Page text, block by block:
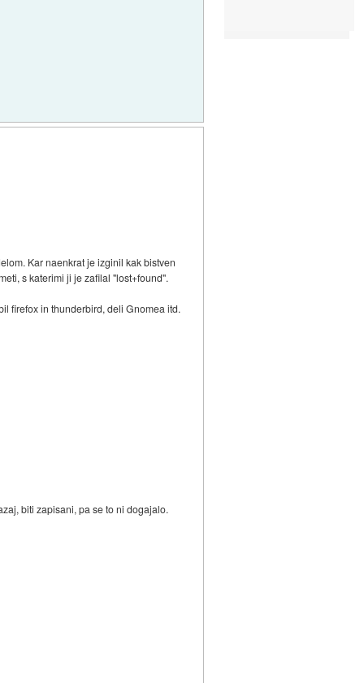
Kar naenkrat je izginil kak bistven
s katerimi ji je zafilal "lost+found".
firefox in thunderbird, deli Gnomea itd.
biti zapisani, pa se to ni dogajalo.